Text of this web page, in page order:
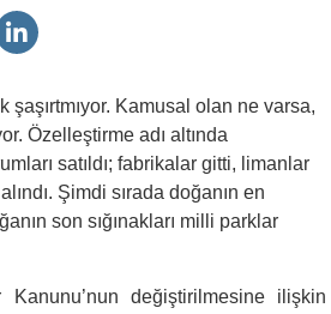
şaşırtmıyor. Kamusal olan ne varsa,
Özelleştirme adı altında
satıldı; fabrikalar gitti, limanlar
Şimdi sırada doğanın en
son sığınakları milli parklar
Kanunu’nun değiştirilmesine ilişkin